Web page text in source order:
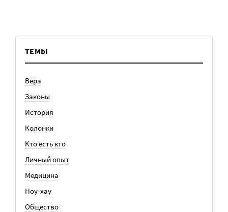
ТЕМЫ
Вера
Законы
История
Колонки
Кто есть кто
Личный опыт
Медицина
Ноу-хау
Общество